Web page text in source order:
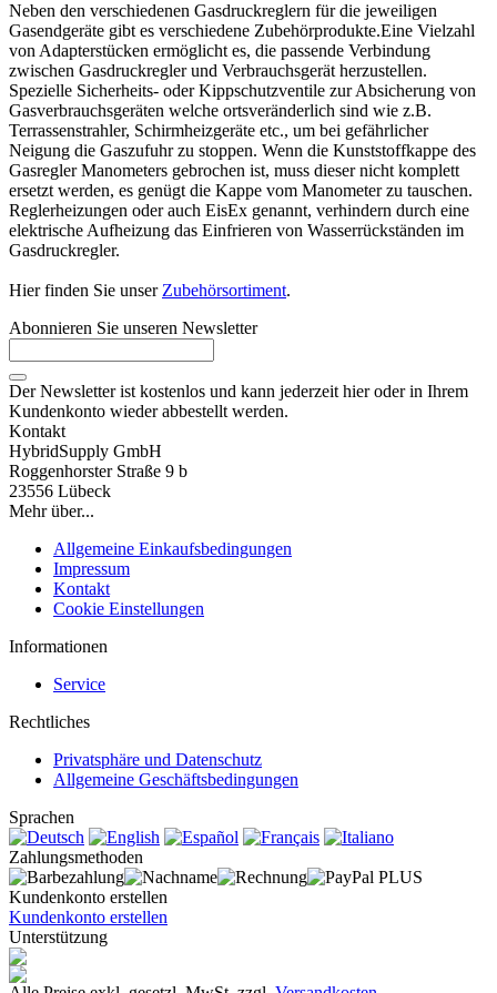
Neben den verschiedenen Gasdruckreglern für die jeweiligen
Gasendgeräte gibt es verschiedene Zubehörprodukte.Eine Vielzahl
von Adapterstücken ermöglicht es, die passende Verbindung
zwischen Gasdruckregler und Verbrauchsgerät herzustellen.
Spezielle Sicherheits- oder Kippschutzventile zur Absicherung von
Gasverbrauchsgeräten welche ortsveränderlich sind wie z.B.
Terrassenstrahler, Schirmheizgeräte etc., um bei gefährlicher
Neigung die Gaszufuhr zu stoppen. Wenn die Kunststoffkappe des
Gasregler Manometers gebrochen ist, muss dieser nicht komplett
ersetzt werden, es genügt die Kappe vom Manometer zu tauschen.
Reglerheizungen oder auch EisEx genannt, verhindern durch eine
elektrische Aufheizung das Einfrieren von Wasserrückständen im
Gasdruckregler.
Hier finden Sie unser Zubehörsortiment.
Abonnieren Sie unseren Newsletter
Der Newsletter ist kostenlos und kann jederzeit hier oder in Ihrem
Kundenkonto wieder abbestellt werden.
Kontakt
HybridSupply GmbH
Roggenhorster Straße 9 b
23556 Lübeck
Mehr über...
Allgemeine Einkaufsbedingungen
Impressum
Kontakt
Cookie Einstellungen
Informationen
Service
Rechtliches
Privatsphäre und Datenschutz
Allgemeine Geschäftsbedingungen
Sprachen
Zahlungsmethoden
Kundenkonto erstellen
Kundenkonto erstellen
Unterstützung